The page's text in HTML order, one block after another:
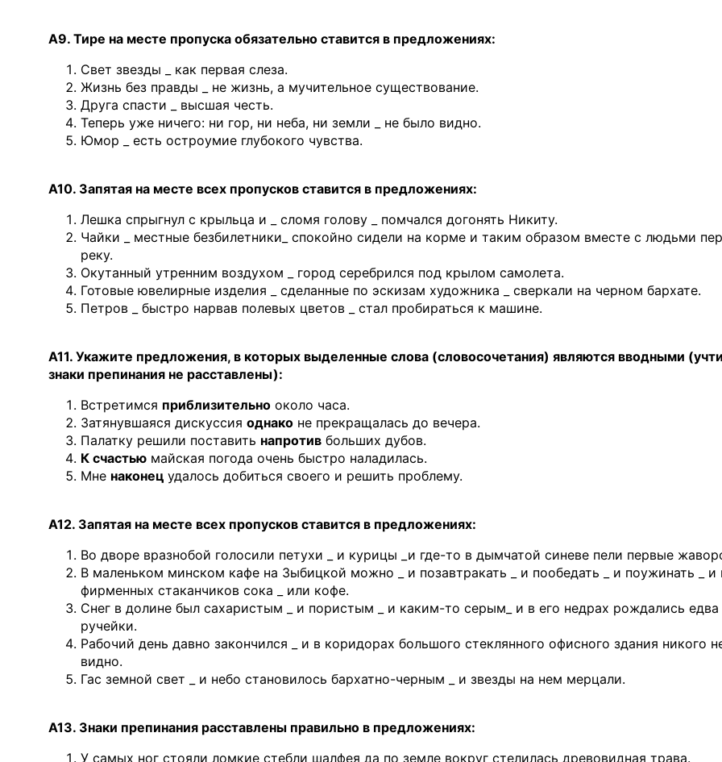
А9. Тире на месте пропуска обязательно ставится в предложениях:
Свет звезды _ как первая слеза.
Жизнь без правды _ не жизнь, а мучительное существование.
Друга спасти _ высшая честь.
Теперь уже ничего: ни гор, ни неба, ни земли _ не было видно.
Юмор _ есть остроумие глубокого чувства.
А10. Запятая на месте всех пропусков ставится в предложениях:
Лешка спрыгнул с крыльца и _ сломя голову _ помчался догонять Никиту.
Чайки _ местные безбилетники_ спокойно сидели на корме и таким образом вместе с людьми
реку.
Окутанный утренним воздухом _ город серебрился под крылом самолета.
Готовые ювелирные изделия _ сделанные по эскизам художника _ сверкали на черном бархате.
Петров _ быстро нарвав полевых цветов _ стал пробираться к машине.
А11. Укажите предложения, в которых выделенные слова (словосочетания) являются вводными
знаки препинания не расставлены):
Встретимся приблизительно около часа.
Затянувшаяся дискуссия однако не прекращалась до вечера.
Палатку решили поставить напротив больших дубов.
К счастью майская погода очень быстро наладилась.
Мне наконец удалось добиться своего и решить проблему.
А12. Запятая на месте всех пропусков ставится в предложениях:
Во дворе вразнобой голосили петухи _ и курицы _и где-то в дымчатой синеве пели первые
В маленьком минском кафе на Зыбицкой можно _ и позавтракать _ и пообедать _ и поужинать _ и
фирменных стаканчиков сока _ или кофе.
Снег в долине был сахаристым _ и пористым _ и каким-то серым_ и в его недрах рождались
ручейки.
Рабочий день давно закончился _ и в коридорах большого стеклянного офисного здания никого
видно.
Гас земной свет _ и небо становилось бархатно-черным _ и звезды на нем мерцали.
А13. Знаки препинания расставлены правильно в предложениях:
У самых ног стояли ломкие стебли шалфея да по земле вокруг стелилась древовидная трава.